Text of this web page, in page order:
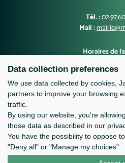
Tél. :
Mail :
Horaires de
Mardi : 10h00-12h30
Samedi :
Data collection preferences
We use data collected by cookies,
partners to improve your browsing
traffic.
By using our website, you're
those data as described in our
You have the possibility to oppose
"Deny all" or "Manage my choices".